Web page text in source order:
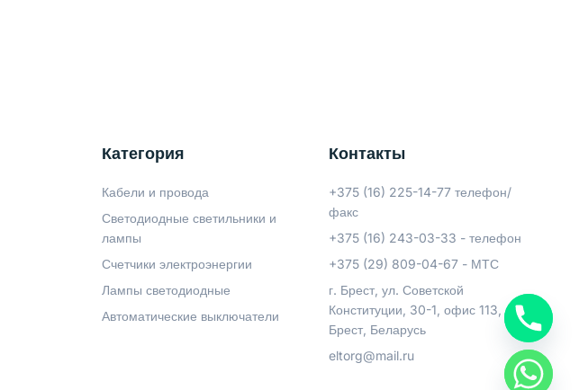
Категория
Кабели и провода
Светодиодные светильники и
лампы
Счетчики электроэнергии
Лампы светодиодные
Автоматические выключатели
Контакты
+375 (16) 225-14-77 телефон/
факс
+375 (16) 243-03-33 - телефон
+375 (29) 809-04-67 - МТС
г. Брест, ул. Советской
Конституции, 30-1, офис 113,
Брест, Беларусь
eltorg@mail.ru